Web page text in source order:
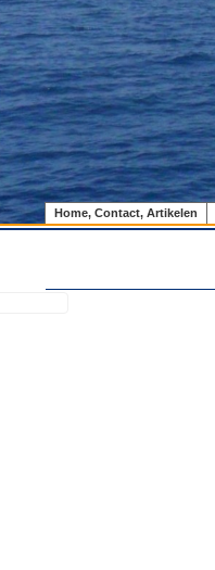
Home, Contact, Artikelen